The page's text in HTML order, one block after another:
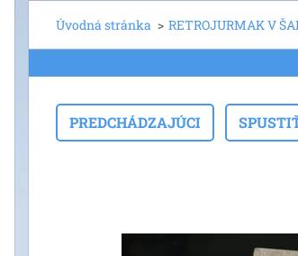
Úvodná stránka > RETROJURMAK V
PREDCHÁDZAJÚCI